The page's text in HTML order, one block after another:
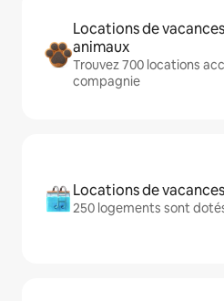
Locations de
animaux
Trouvez 700 locations
compagnie
Locations de
250 logements sont